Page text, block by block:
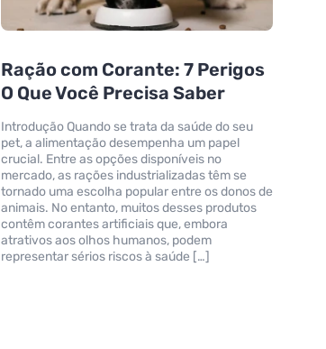
Ração com Corante: 7 Perigos
O Que Você Precisa Saber
Introdução Quando se trata da saúde do seu
pet, a alimentação desempenha um papel
crucial. Entre as opções disponíveis no
mercado, as rações industrializadas têm se
tornado uma escolha popular entre os donos de
animais. No entanto, muitos desses produtos
contêm corantes artificiais que, embora
atrativos aos olhos humanos, podem
representar sérios riscos à saúde […]